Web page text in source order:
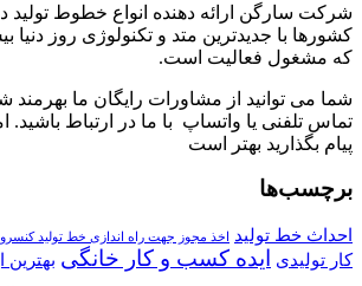
شرکت سارگن ارائه دهنده انواع خطوط تولید
که مشغول فعالیت است.
شما می توانید از مشاورات رایگان ما بهرمند
تماس تلفنی یا واتساپ با ما در ارتباط باشید.
پیام بگذارید بهتر است
برچسب‌ها
احداث خط تولید اخذ مجوز جهت راه اندازی خط تولید
کار تولیدی
ایده کسب و کار خانگی بهترین